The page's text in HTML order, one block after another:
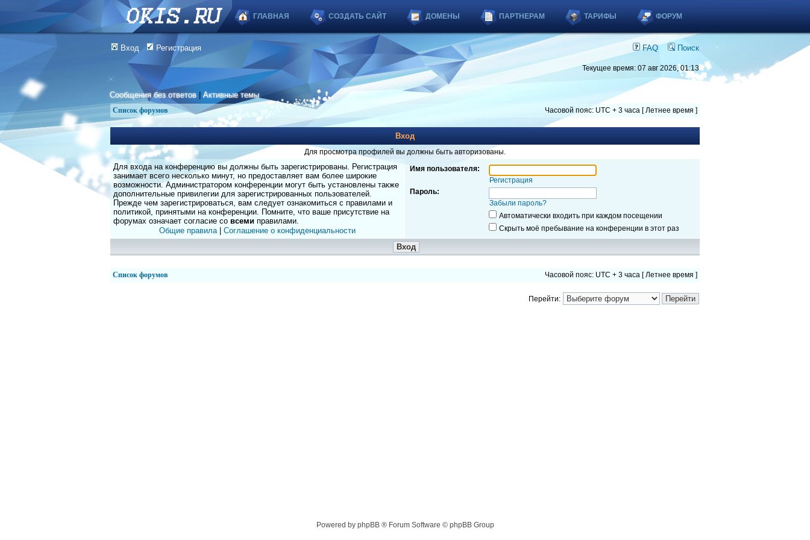
ГЛАВНАЯ СОЗДАТЬ САЙТ ДОМЕНЫ ПАРТНЕРАМ ТАРИФЫ ФОРУМ
Вход Регистрация FAQ Поиск
Текущее время: 07 авг 2026, 01:13
Сообщения без ответов |Активные темы
Список форумов Часовой пояс: UTC + 3 часа [ Летнее время ]
Вход
Для просмотра профилей вы должны быть авторизованы.
Для входа на конференцию вы должны быть зарегистрированы. Регистрация
занимает всего несколько минут, но предоставляет вам более широкие
возможности. Администратором конференции могут быть установлены также
дополнительные привилегии для зарегистрированных пользователей.
Прежде чем зарегистрироваться, вам следует ознакомиться с правилами и
политикой, принятыми на конференции. Помните, что ваше присутствие на
форумах означает согласие со всеми правилами.
Общие правила| Соглашение о конфиденциальности
Имя пользователя:
Регистрация
Пароль:
Забыли пароль?
Автоматически входить при каждом посещении
Скрыть моё пребывание на конференции в этот раз
Список форумов Часовой пояс: UTC + 3 часа [ Летнее время ]
Перейти:
Powered by phpBB ® Forum Software © phpBB Group